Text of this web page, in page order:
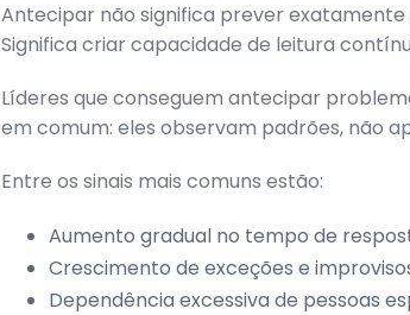
Antecipar não significa prever exatamente
Significa criar capacidade de leitura
Líderes que conseguem antecipar
em comum: eles observam padrões, não
Entre os sinais mais comuns estão:
Aumento gradual no tempo de
Crescimento de exceções e
Dependência excessiva de pessoas